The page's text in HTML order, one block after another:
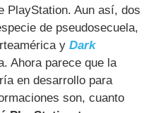
PlayStation. Aun así, dos
de pseudosecuela,
yDark
Ahora parece que la
en desarrollo para
son, cuanto